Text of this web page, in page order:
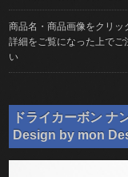
商品名・商品画像をクリッ
詳細をご覧になった上でご
い
ドライカーボン ナ
Design by mon